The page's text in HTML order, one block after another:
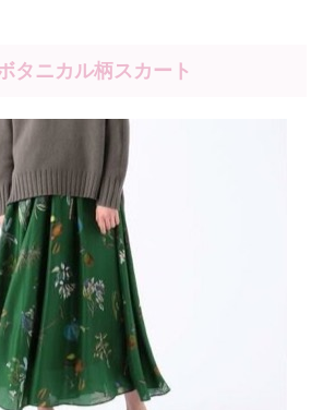
タニカル柄スカート